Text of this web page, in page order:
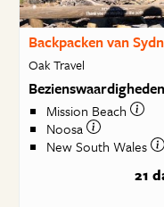
Backpacken van
Oak Travel
Bezienswaardigheden
Mission Beach
Noosa
New South Wales
21